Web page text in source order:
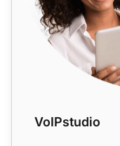
VoIPstudio